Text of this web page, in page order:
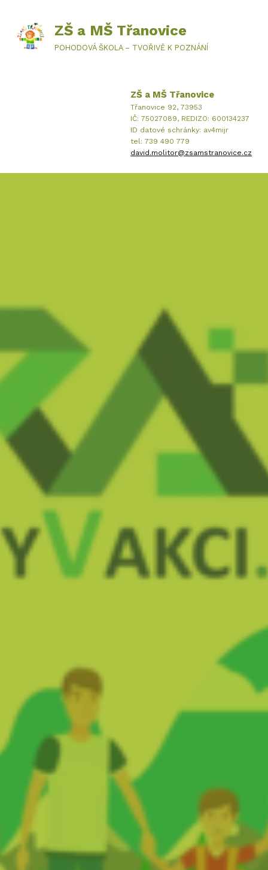
ZŠ a MŠ Třanovice
POHODOVÁ ŠKOLA – TVOŘIVĚ K POZNÁNÍ
ZŠ a MŠ Třanovice
Třanovice 92, 73953
IČ: 75027089, REDIZO: 600134237
ID datové schránky: av4mijr
tel: 739 490 779
david.molitor@zsamstranovice.cz